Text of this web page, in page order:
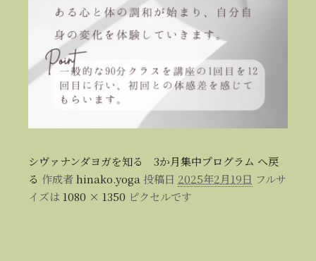
シヴァナンダヨガを知る 3か月集中プログラム へ戻
る 作成者hinako.yoga 投稿日 2025年2月19日 フルサ
イズは 1080 × 1350 ピクセルです